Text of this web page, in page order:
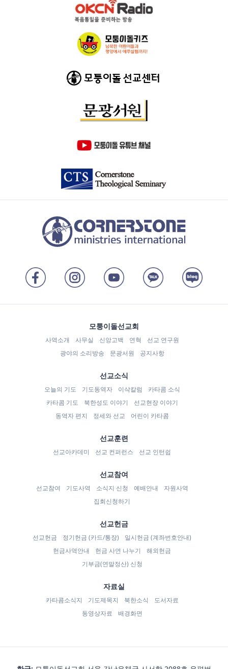
모퉁이돌선교회
사역소개 사무실 신앙고백 연혁
선교 연구원
광야의 소리방송
문광서원 공지사항
선교소식
오늘의 기도 기도동역자 이삭칼럼
카타콤 소식
카타콤 기도
북한성도 이야기
선교현장 이야기
동역자 편지
정세와 선교 어린이 카타콤
선교훈련
선교아카데미 선교 컨퍼런스 선교 인턴쉽
선교참여
선교참여 기도사역 소식지 신청 예배안내
자원사역
집회신청하기
선교헌금
선교헌금 정기헌금 (카드/통장)
일시헌금 (계좌번호안내)
헌금사역안내
헌금 사연 나누기
해외헌금
기부금(연말정산) 신청
자료실
카타콤소식지 기도제목지 북한소식
도서자료
동영상자료
배경화면